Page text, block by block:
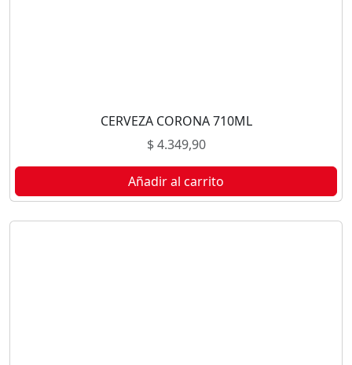
CERVEZA CORONA 710ML
$4.349,90
Añadir al carrito